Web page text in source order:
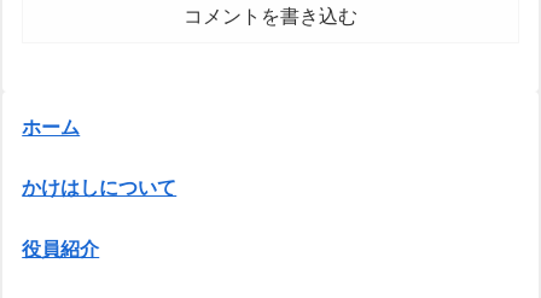
コメントを書き込む
ホーム
かけはしについて
役員紹介